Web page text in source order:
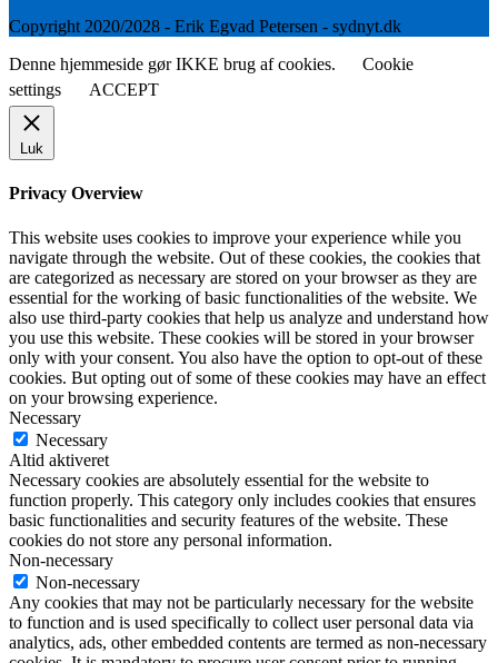
Copyright 2020/2028 - Erik Egvad Petersen - sydnyt.dk
Denne hjemmeside gør IKKE brug af cookies.
Cookie
settings
ACCEPT
Luk
Privacy Overview
This website uses cookies to improve your experience while you
navigate through the website. Out of these cookies, the cookies that
are categorized as necessary are stored on your browser as they are
essential for the working of basic functionalities of the website. We
also use third-party cookies that help us analyze and understand how
you use this website. These cookies will be stored in your browser
only with your consent. You also have the option to opt-out of these
cookies. But opting out of some of these cookies may have an effect
on your browsing experience.
Necessary
Necessary
Altid aktiveret
Necessary cookies are absolutely essential for the website to
function properly. This category only includes cookies that ensures
basic functionalities and security features of the website. These
cookies do not store any personal information.
Non-necessary
Non-necessary
Any cookies that may not be particularly necessary for the website
to function and is used specifically to collect user personal data via
analytics, ads, other embedded contents are termed as non-necessary